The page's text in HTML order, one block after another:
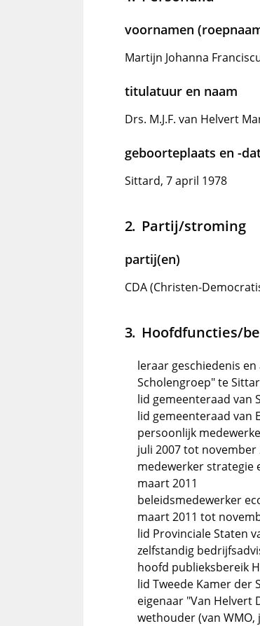
voornamen
Martijn Johanna
titulatuur en naam
Drs. M.J.F. van Helvert
geboorteplaats en -
Sittard, 7 april 1978
Partij/stroming
partij(en)
CDA (Christen-
Hoofdfuncties/
leraar geschiedenis
Scholengroep" te
lid gemeenteraad van
lid gemeenteraad van
persoonlijk
juli 2007 tot november
medewerker strategie
maart 2011
beleidsmedewerker
maart 2011 tot
lid Provinciale Staten
zelfstandig
hoofd publieksbereik
lid Tweede Kamer der
eigenaar "Van Helvert
wethouder (van WMO,